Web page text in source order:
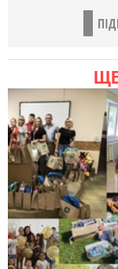
ЩЕ